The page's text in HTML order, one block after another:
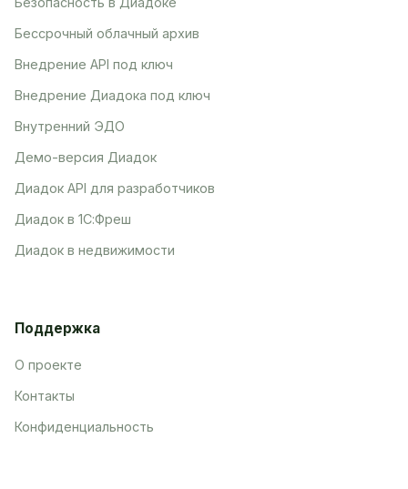
Бессрочный облачный архив
Внедрение API под ключ
Внедрение Диадока под ключ
Внутренний ЭДО
Демо-версия Диадок
Диадок API для разработчиков
Диадок в 1С:Фреш
Диадок в недвижимости
Поддержка
О проекте
Контакты
Конфиденциальность